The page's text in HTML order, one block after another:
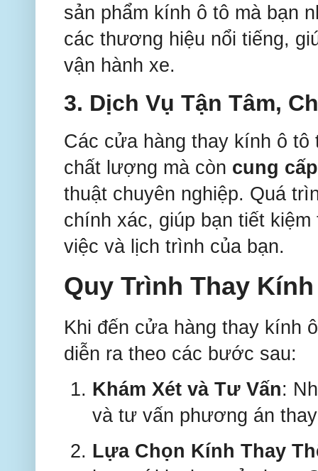
sản phẩm kính ô tô mà bạn
các thương hiệu nổi tiếng,
vận hành xe.
3. Dịch Vụ Tận Tâm,
Các cửa hàng thay kính ô tô
chất lượng mà còn cung
thuật chuyên nghiệp. Quá
chính xác, giúp bạn tiết
việc và lịch trình của bạn.
Quy Trình Thay
Khi đến cửa hàng thay kính
diễn ra theo các bước sau:
Khám Xét và Tư Vấn:
và tư vấn phương án
Lựa Chọn Kính Thay